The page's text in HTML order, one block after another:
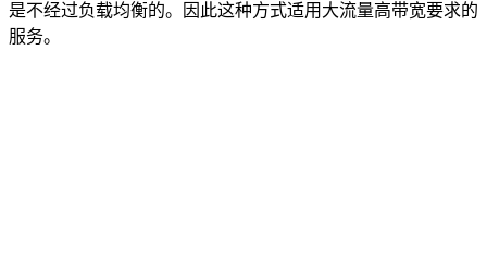
是不经过负载均衡的。因此这种方式适用大流量高带宽要求的
服务。